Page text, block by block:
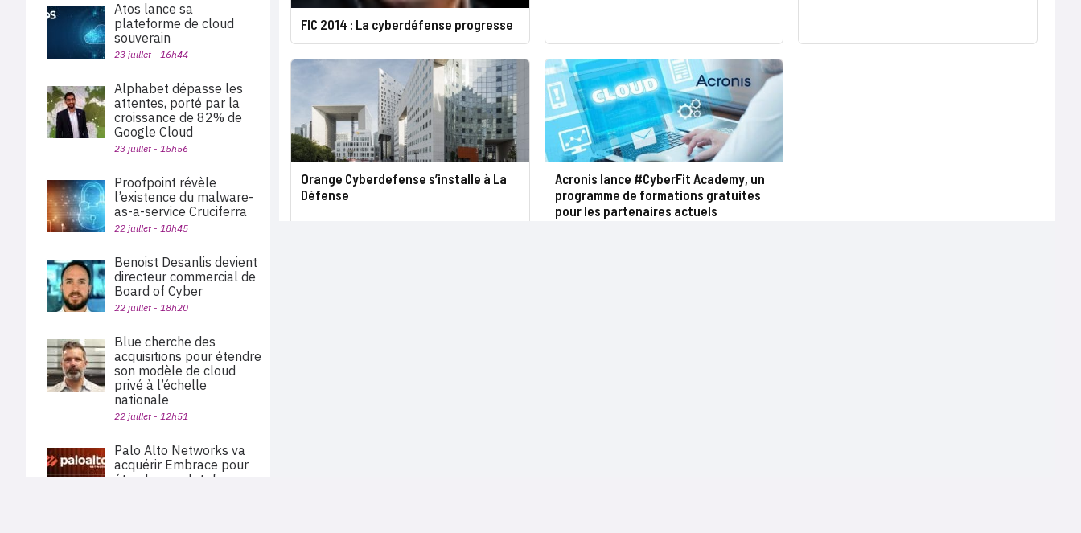
FIC 2014 : La cyberdéfense progresse
Orange Cyberdefense s’installe à La
Défense
Acronis lance #CyberFit Academy, un
programme de formations gratuites
pour les partenaires actuels
Atos lance sa
plateforme de cloud
souverain
23 juillet - 16h44
Alphabet dépasse les
attentes, porté par la
croissance de 82% de
Google Cloud
23 juillet - 15h56
Proofpoint révèle
l’existence du malware-
as-a-service Cruciferra
22 juillet - 18h45
Benoist Desanlis devient
directeur commercial de
Board of Cyber
22 juillet - 18h20
Blue cherche des
acquisitions pour étendre
son modèle de cloud
privé à l’échelle
nationale
22 juillet - 12h51
Palo Alto Networks va
acquérir Embrace pour
étendre sa plateforme